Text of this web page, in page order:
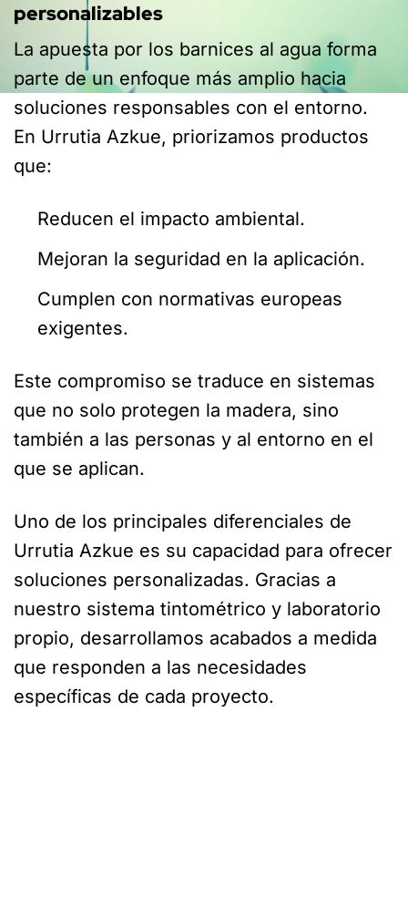
personalizables
La apuesta por los barnices al agua forma
parte de un enfoque más amplio hacia
soluciones responsables con el entorno.
En Urrutia Azkue, priorizamos productos
que:
Reducen el impacto ambiental.
Mejoran la seguridad en la aplicación.
Cumplen con normativas europeas
exigentes.
Este compromiso se traduce en sistemas
que no solo protegen la madera, sino
también a las personas y al entorno en el
que se aplican.
Uno de los principales diferenciales de
Urrutia Azkue es su capacidad para ofrecer
soluciones personalizadas. Gracias a
nuestro sistema tintométrico y laboratorio
propio, desarrollamos acabados a medida
que responden a las necesidades
específicas de cada proyecto.